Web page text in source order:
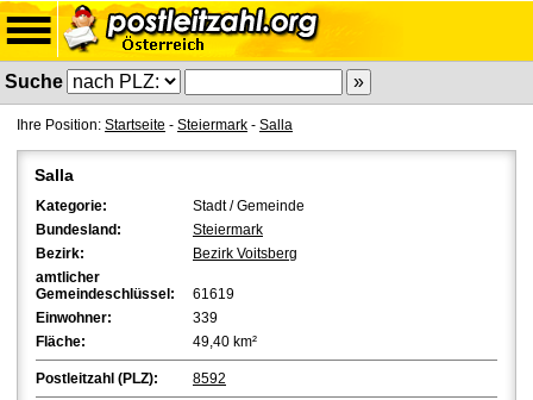
Suche
Ihre Position: Startseite - Steiermark - Salla
Salla
Kategorie:
Stadt / Gemeinde
Bundesland:
Steiermark
Bezirk:
Bezirk Voitsberg
amtlicher
Gemeindeschlüssel:
61619
Einwohner:
339
Fläche:
49,40 km²
Postleitzahl (PLZ): 8592